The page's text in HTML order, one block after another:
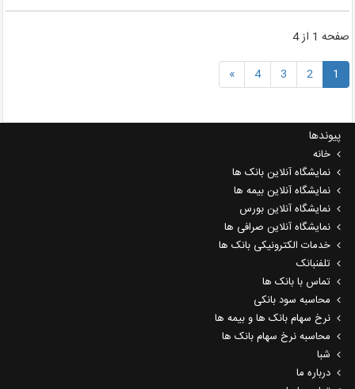
صفحه 1 از 4
4
پیوندها
خانه
نمایشگاه آنلاین بانک ها
نمایشگاه آنلاین بیمه ها
نمایشگاه آنلاین بورس
نمایشگاه آنلاین صرافی ها
خدمات الکترونیکی بانک ها
تلفنبانک
تماس با بانک ها
محاسبه سود بانکی
نرخ سهام بانک ها و بیمه ها
محاسبه نرخ سهام بانک ها
شبا
درباره ما